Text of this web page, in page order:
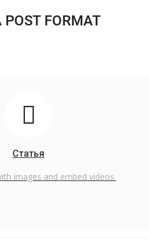
Старс
POST FORMAT
Статья
images and embed videos.